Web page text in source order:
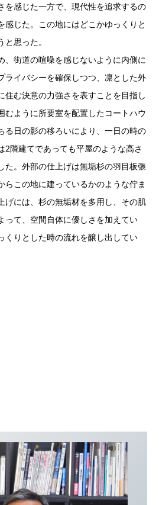
を感じた一方で、現代性を追求するの
感じた。この地にはどこかゆっくりと
思った。
、街道の喧噪を感じないように内側に
ライバシーを確保しつつ、凛とした外
住む決意の力強さを表すことを目指し
むように所要室を配置したコートハウ
る日の影の移ろいにより、一日の時の
2階建てであっても平屋のような高さ
た。外部の仕上げは無垢杉の羽目板張
らこの地に建っているかのような佇ま
げには、杉の無垢材を多用し、その肌
って、空間自体に優しさを加えてい
くりとした時の流れを醸し出してい